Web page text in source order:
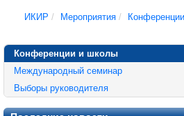
ИКИР / Мероприятия /
Конференции и школы
Международный семинар
Выборы руководителя